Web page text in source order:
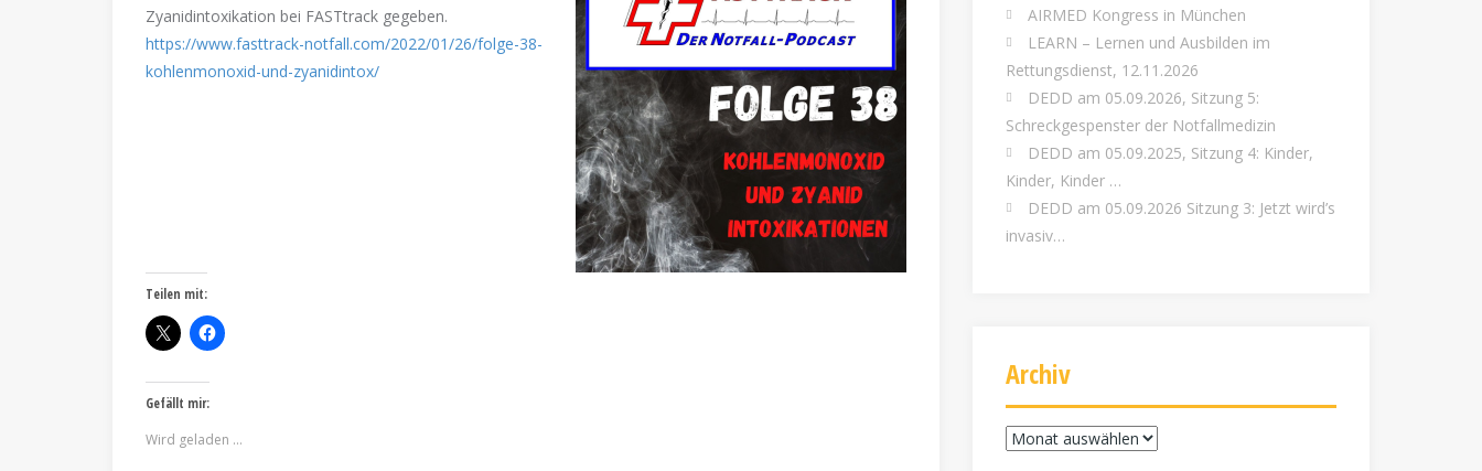
Zyanidintoxikation bei FASTtrack gegeben.
https://www.fasttrack-notfall.com/2022/01/26/folge-38-
kohlenmonoxid-und-zyanidintox/
Teilen mit:
Gefällt mir:
Wird geladen …
AIRMED Kongress in München
LEARN – Lernen und Ausbilden im
Rettungsdienst, 12.11.2026
DEDD am 05.09.2026, Sitzung 5:
Schreckgespenster der Notfallmedizin
DEDD am 05.09.2025, Sitzung 4: Kinder,
Kinder, Kinder …
DEDD am 05.09.2026 Sitzung 3: Jetzt wird’s
invasiv…
Archiv
Archiv